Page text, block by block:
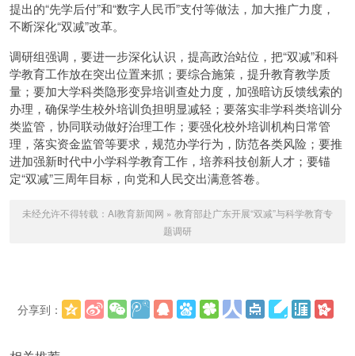
提出的“先学后付”和“数字人民币”支付等做法，加大推广力度，
不断深化“双减”改革。
调研组强调，要进一步深化认识，提高政治站位，把“双减”和科
学教育工作放在突出位置来抓；要综合施策，提升教育教学质
量；要加大学科类隐形变异培训查处力度，加强暗访反馈线索的
办理，确保学生校外培训负担明显减轻；要落实非学科类培训分
类监管，协同联动做好治理工作；要强化校外培训机构日常管
理，落实资金监管等要求，规范办学行为，防范各类风险；要推
进加强新时代中小学科学教育工作，培养科技创新人才；要锚
定“双减”三周年目标，向党和人民交出满意答卷。
未经允许不得转载： AI教育新闻网 » 教育部赴广东开展“双减”与科学教育专
题调研
分享到：